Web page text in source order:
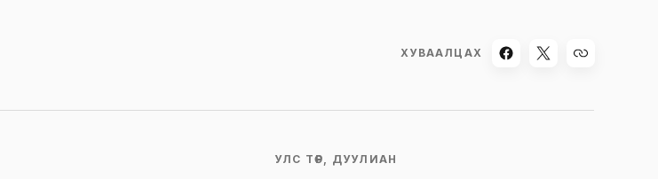
ХУВААЛЦАХ
УЛС ТӨР, ДУУЛИАН